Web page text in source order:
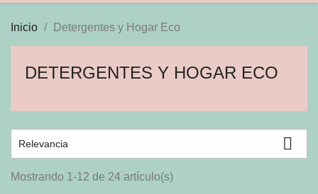
Inicio Detergentes y Hogar Eco
DETERGENTES Y HOGAR ECO
Relevancia 
Mostrando 1-12 de 24 artículo(s)